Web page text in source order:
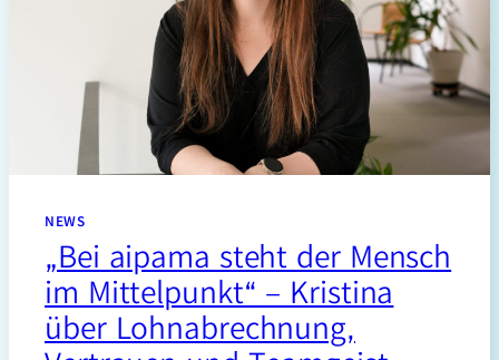
NEWS
„Bei aipama steht der Mensch
im Mittelpunkt“ – Kristina
über Lohnabrechnung,